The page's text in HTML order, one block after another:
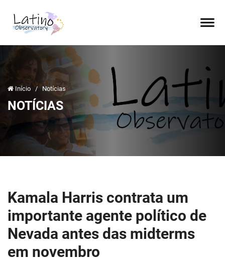
Início / Notícias
NOTÍCIAS
Kamala Harris contrata um
importante agente político de
Nevada antes das midterms
em novembro